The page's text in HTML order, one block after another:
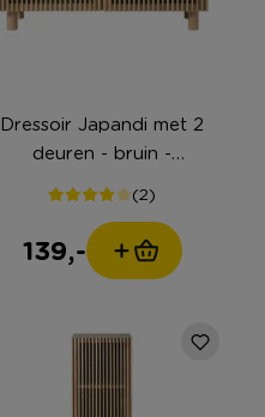
Dressoir Japandi met 2
deuren - bruin -
50x98.5x33 cm
(2)
139,-